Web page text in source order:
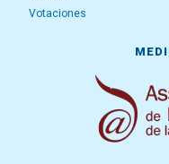
Votaciones